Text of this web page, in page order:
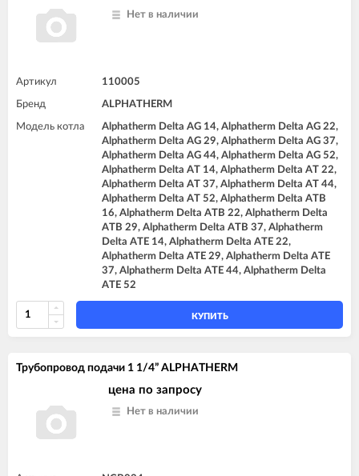
Нет в наличии
Артикул 110005
Бренд ALPHATHERM
Модель котла
Alphatherm Delta AG 14, Alphatherm Delta AG 22,
Alphatherm Delta AG 29, Alphatherm Delta AG 37,
Alphatherm Delta AG 44, Alphatherm Delta AG 52,
Alphatherm Delta AT 14, Alphatherm Delta AT 22,
Alphatherm Delta AT 37, Alphatherm Delta AT 44,
Alphatherm Delta AT 52, Alphatherm Delta ATB
16, Alphatherm Delta ATB 22, Alphatherm Delta
ATB 29, Alphatherm Delta ATB 37, Alphatherm
Delta ATE 14, Alphatherm Delta ATE 22,
Alphatherm Delta ATE 29, Alphatherm Delta ATE
37, Alphatherm Delta ATE 44, Alphatherm Delta
ATE 52
КУПИТЬ
Трубопровод подачи 1 1/4” ALPHATHERM
цена по запросу
Нет в наличии